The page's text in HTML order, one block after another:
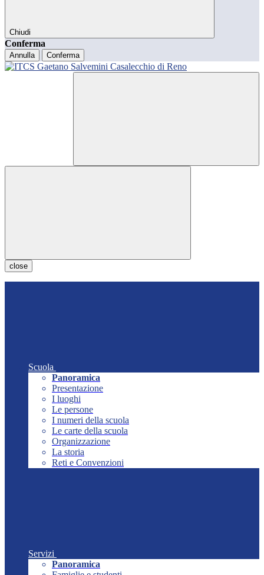
Chiudi
Conferma
Annulla Conferma
close
Scuola
Panoramica
Presentazione
I luoghi
Le persone
I numeri della scuola
Le carte della scuola
Organizzazione
La storia
Reti e Convenzioni
Servizi
Panoramica